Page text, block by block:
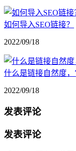
如何导入SEO链接？
2022/09/18
什么是链接自然度，
2022/09/18
发表评论
发表评论